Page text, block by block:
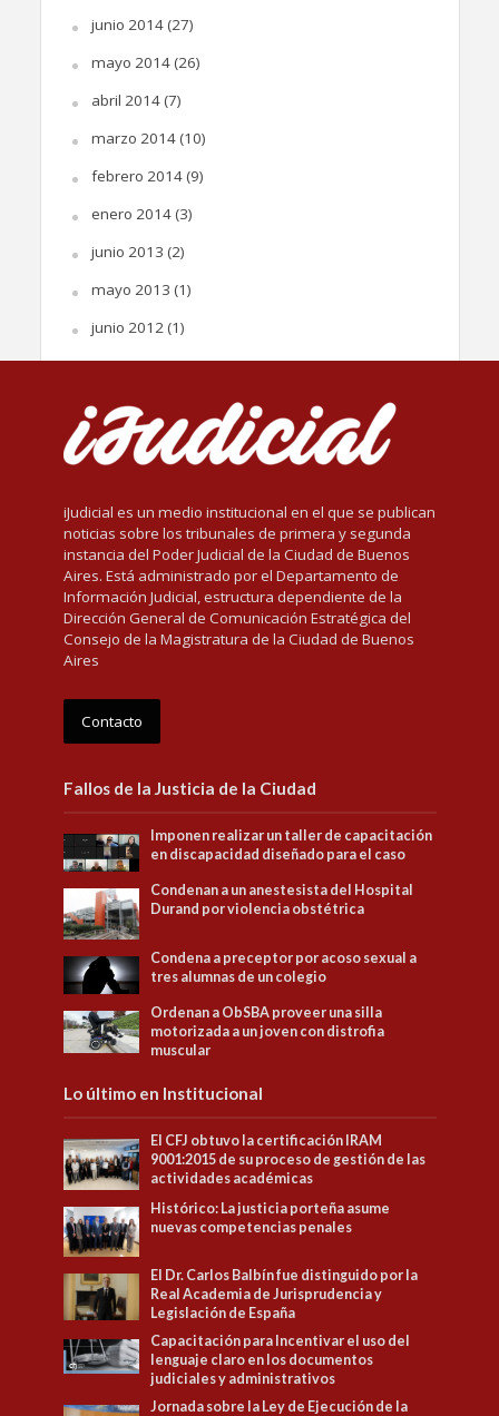
junio 2014(27)
mayo 2014(26)
abril 2014(7)
marzo 2014(10)
febrero 2014(9)
enero 2014(3)
junio 2013 (2)
mayo 2013 (1)
junio 2012(1)
iJudicial es un medio institucional en el que se publican
noticias sobre los tribunales de primera y segunda
instancia del Poder Judicial de la Ciudad de Buenos
Aires. Está administrado por el Departamento de
Información Judicial, estructura dependiente de la
Dirección General de Comunicación Estratégica del
Consejo de la Magistratura de la Ciudad de Buenos
Aires
Contacto
Fallos de la Justicia de la Ciudad
Imponen realizar un taller de capacitación
en discapacidad diseñado para el caso
Condenan a un anestesista del Hospital
Durand por violencia obstétrica
Condena a preceptor por acoso sexual a
tres alumnas de un colegio
Ordenan a ObSBA proveer una silla
motorizada a un joven con distrofia
muscular
Lo último en Institucional
El CFJ obtuvo la certificación IRAM
9001:2015 de su proceso de gestión de las
actividades académicas
Histórico: La justicia porteña asume
nuevas competencias penales
El Dr. Carlos Balbín fue distinguido por la
Real Academia de Jurisprudencia y
Legislación de España
Capacitación para Incentivar el uso del
lenguaje claro en los documentos
judiciales y administrativos
Jornada sobre la Ley de Ejecución de la